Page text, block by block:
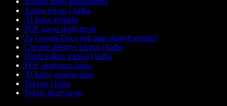
Anime teksto į kalbą
AI balso keitiklis
PDF garso skaitytuvas
Ar Google Docs gali man skaityti garsiai?
Chrome plėtinys tekstui į kalbą
Hindi kalbos tekstas į kalbą
PDF skaitymas balsu
AI balsų generavimas
Tekstas į balsą
Teksto skaitytuvas